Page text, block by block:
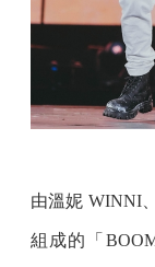
由溫妮 WINNI
組成的「